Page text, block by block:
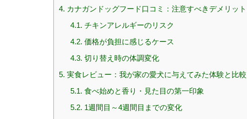
4. カナガンドッグフード口コミ：注意すべきデメリッ
4.1. チキンアレルギーのリスク
4.2. 価格が負担に感じるケース
4.3. 切り替え時の体調変化
5. 実食レビュー：我が家の愛犬に与えてみた体験と比較
5.1. 食べ始めと香り・見た目の第一印象
5.2. 1週間目～4週間目までの変化